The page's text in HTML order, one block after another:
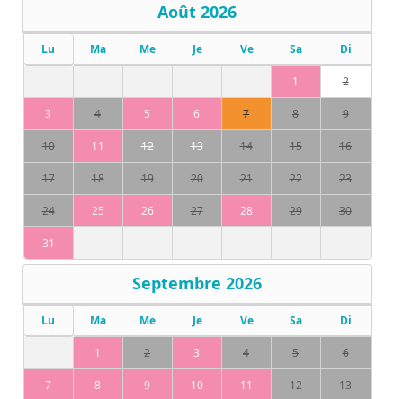
Août 2026
Lu Ma Me Je Ve Sa Di
1 2
3 4 5 6 7 8 9
10 11 12 13 14 15 16
17 18 19 20 21 22 23
24 25 26 27 28 29 30
31
Septembre 2026
Lu Ma Me Je Ve Sa Di
1 2 3 4 5 6
7 8 9 10 11 12 13